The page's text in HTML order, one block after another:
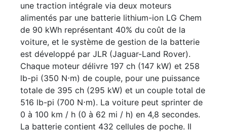
une traction intégrale via deux moteurs
alimentés par une batterie lithium-ion LG Chem
de 90 kWh représentant 40% du coût de la
voiture, et le système de gestion de la batterie
est développé par JLR (Jaguar-Land Rover).
Chaque moteur délivre 197 ch (147 kW) et 258
lb-pi (350 N⋅m) de couple, pour une puissance
totale de 395 ch (295 kW) et un couple total de
516 lb-pi (700 N⋅m). La voiture peut sprinter de
0 à 100 km / h (0 à 62 mi / h) en 4,8 secondes.
La batterie contient 432 cellules de poche. Il